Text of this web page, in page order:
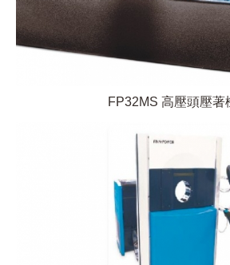
FP32MS 高壓頭壓著